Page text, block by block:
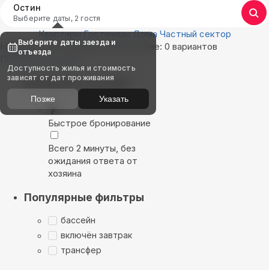
Остин
Выберите даты, 2 гостя
Квартиры Гостиницы Дома Частный сектор
Найдём, где остановиться в Остине: 0 вариантов
Показать на карте
Выбирайте лучшее
Быстрое бронирование
Всего 2 минуты, без
ожидания ответа от
хозяина
Популярные фильтры
бассейн
включён завтрак
трансфер
Выберите даты заезда и
отъезда
Доступность жилья и стоимость
зависят от дат проживания
Позже Указать